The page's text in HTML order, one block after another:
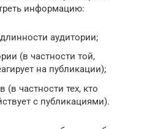
информацию:
аудитории;
(в частности той,
на публикации);
частности тех, кто
с публикациями).